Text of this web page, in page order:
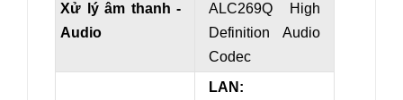
Xử lý âm thanh -
Audio
ALC269Q High
Definition Audio
Codec
LAN: